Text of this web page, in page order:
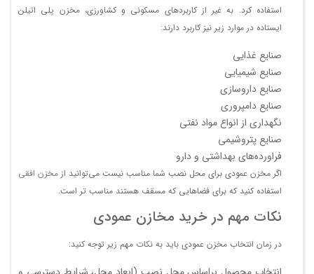
110660
مخزن 40000 لیتری
عمودی
358
437
380
دانلود
استفاده کرد. به غیر از کاربردهای مسکونی و کشاورزی، مخزن پلی اتیلن
ایستاده در موارد زیر نیز کاربرد دارند:
صنایع غذایی
صنایع شیمیایی
صنایع داروسازی
صنایع دامپروری
نگهداری از انواع مواد نفتی
صنایع پتروشیمی
فراورده‌های بهداشتی و دارو
اگر مخزن عمودی برای محل نصب شما مناسب نیست می‌توانید از مخزن افقی
استفاده کنید که برای فضاهایی که مسقف هستند مناسب تر است.
نکات مهم در خرید مخازن عمودی
در زمان انتخاب مخزن عمودی باید به نکات مهم زیر توجه کنید: